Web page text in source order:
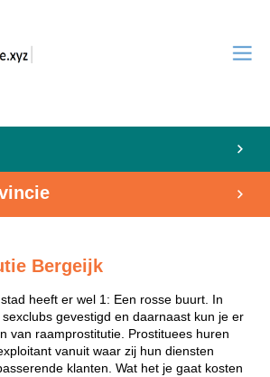
Bergeijk
heeft er wel 1: Een rosse buurt. In
gevestigd en daarnaast kun je er
van raamprostitutie. Prostituees huren
vanuit waar zij hun diensten
klanten. Wat het je gaat kosten